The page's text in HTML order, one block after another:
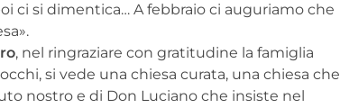
ci si dimentica… A febbraio ci auguriamo che
, nel ringraziare con gratitudine la famiglia
si vede una chiesa curata, una chiesa che
nostro e di Don Luciano che insiste nel